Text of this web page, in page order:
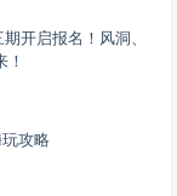
开启报名！风洞、
攻略